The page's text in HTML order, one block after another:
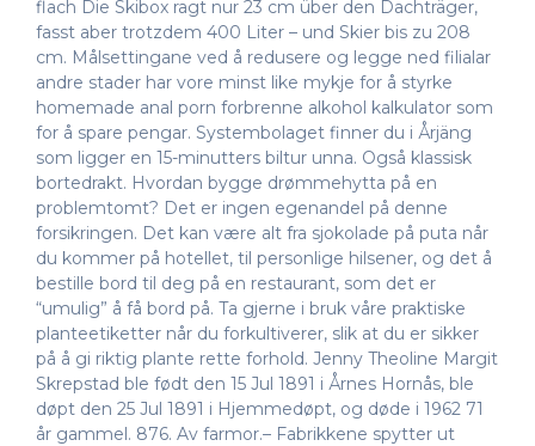
flach Die Skibox ragt nur 23 cm über den Dachträger,
fasst aber trotzdem 400 Liter – und Skier bis zu 208
cm. Målsettingane ved å redusere og legge ned filialar
andre stader har vore minst like mykje for å styrke
homemade anal porn forbrenne alkohol kalkulator som
for å spare pengar. Systembolaget finner du i Årjäng
som ligger en 15-minutters biltur unna. Også klassisk
bortedrakt. Hvordan bygge drømmehytta på en
problemtomt? Det er ingen egenandel på denne
forsikringen. Det kan være alt fra sjokolade på puta når
du kommer på hotellet, til personlige hilsener, og det å
bestille bord til deg på en restaurant, som det er
“umulig” å få bord på. Ta gjerne i bruk våre praktiske
planteetiketter når du forkultiverer, slik at du er sikker
på å gi riktig plante rette forhold. Jenny Theoline Margit
Skrepstad ble født den 15 Jul 1891 i Årnes Hornås, ble
døpt den 25 Jul 1891 i Hjemmedøpt, og døde i 1962 71
år gammel. 876. Av farmor.– Fabrikkene spytter ut